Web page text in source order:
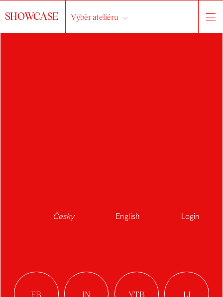
Česky English Login
SHOWCASE Výběr ateliéru
absolvent
Ateliér Průmyslový design